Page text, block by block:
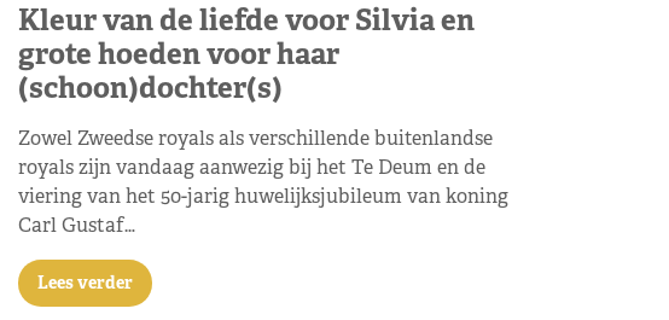
Kleur van de liefde voor Silvia en
grote hoeden voor haar
(schoon)dochter(s)
Zowel Zweedse royals als verschillende buitenlandse
royals zijn vandaag aanwezig bij het Te Deum en de
viering van het 50-jarig huwelijksjubileum van koning
Carl Gustaf…
Lees verder